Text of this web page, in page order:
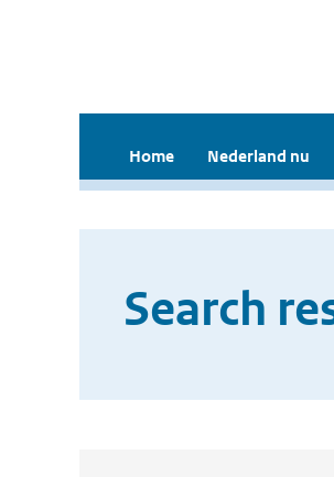
Home Nederland nu
Search